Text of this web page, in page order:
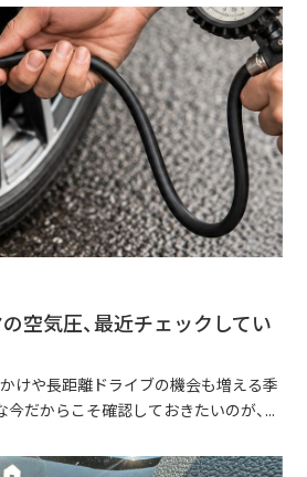
空気圧、最近チェックしてい
けや長距離ドライブの機会も増える季
今だからこそ確認しておきたいのが、...